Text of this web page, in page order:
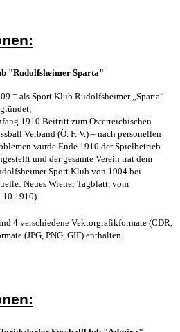
"Rudolfsheimer Sparta"
= als Sport Klub Rudolfsheimer „Sparta“
1910 Beitritt zum Österreichischen
Verband (Ö. F. V.) – nach personellen
wurde Ende 1910 der Spielbetrieb
und der gesamte Verein trat dem
Sport Klub von 1904 bei
Neues Wiener Tagblatt, vom
4 verschiedene Vektorgrafikformate (CDR,
(JPG, PNG, GIF) enthalten.